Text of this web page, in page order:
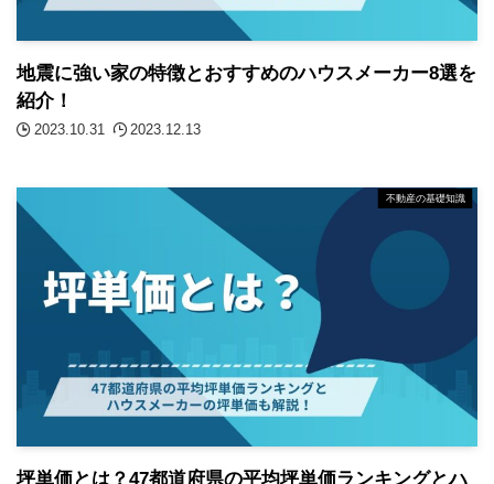
地震に強い家の特徴とおすすめのハウスメーカー8選を
紹介！
2023.10.31 2023.12.13
不動産の基礎知識
坪単価とは？47都道府県の平均坪単価ランキングとハ